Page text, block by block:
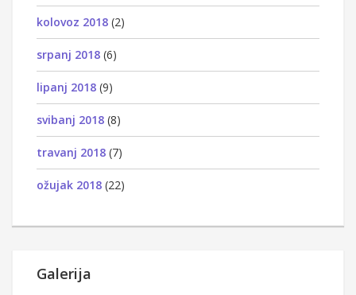
kolovoz 2018 (2)
srpanj 2018 (6)
lipanj 2018 (9)
svibanj 2018 (8)
travanj 2018 (7)
ožujak 2018 (22)
Galerija